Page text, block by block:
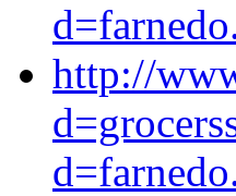
http://